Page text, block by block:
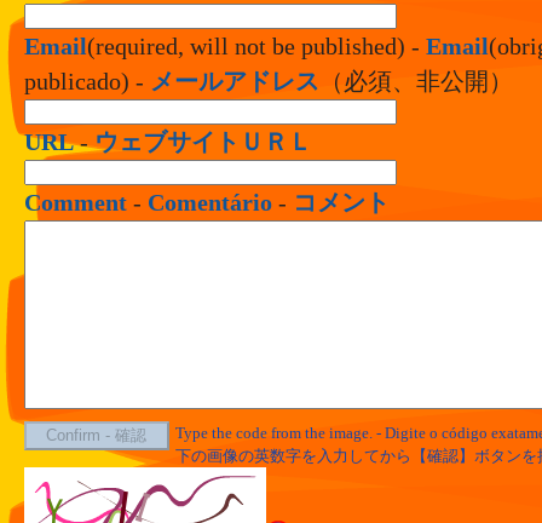
Email(required, will not be published) - Email
publicado) - メールアドレス （必須、非公開）
URL-ウェブサイトＵＲＬ
Comment - Comentário - コメント
Type the code from the image. - Digite o código
下の画像の英数字を入力してから【確認】ボタン